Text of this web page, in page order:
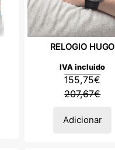
RELOGIO HUGO
207,67€
155,75€
IVA incluido
Adicionar